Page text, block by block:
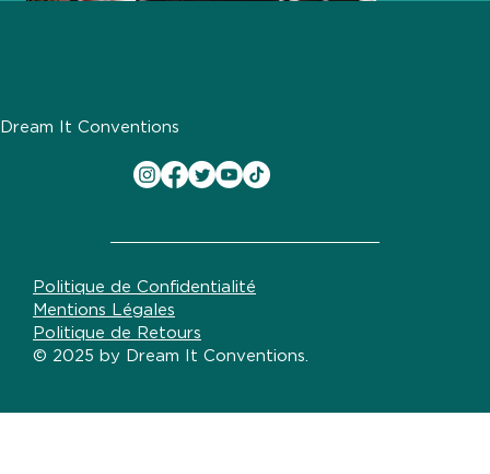
Dream It Conventions
Politique de Confidentialité
Mentions Légales
Politique de Retours
© 2025 by Dream It Conventions.